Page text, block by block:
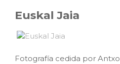
Euskal Jaia
Fotografía cedida por